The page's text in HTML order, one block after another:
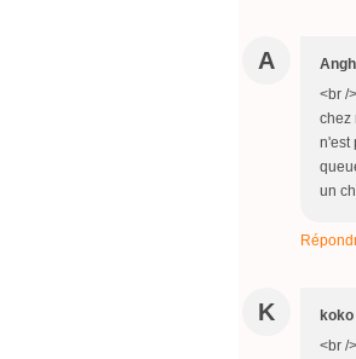
A
<br /
chez
n'est
un
K koko
<br /